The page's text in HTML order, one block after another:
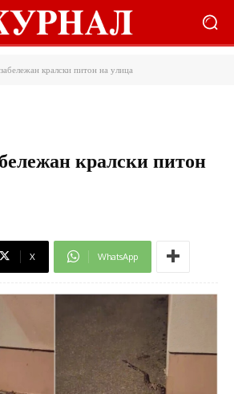
кралски питон на улица
кралски питон
X WhatsApp